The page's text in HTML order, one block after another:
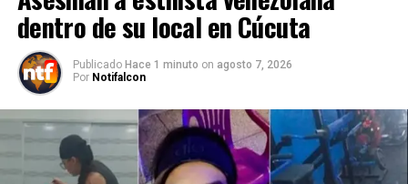
dentro de su local en Cúcuta
Publicado Hace 1 minuto on agosto 7, 2026
Por Notifalcon